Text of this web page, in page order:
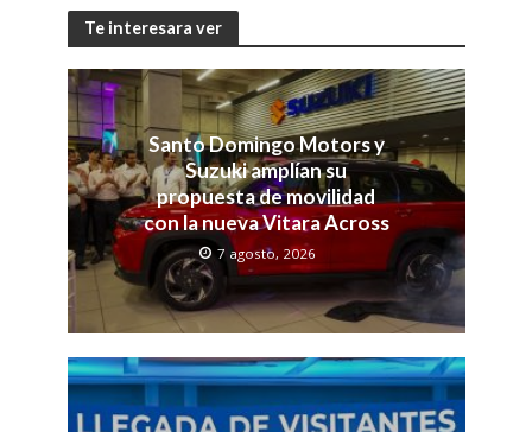
Te interesara ver
Santo Domingo Motors y
Suzuki amplían su
propuesta de movilidad
con la nueva Vitara Across
7 agosto, 2026